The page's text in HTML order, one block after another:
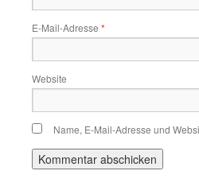
E-Mail-Adresse *
Website
Name, E-Mail-Adresse und